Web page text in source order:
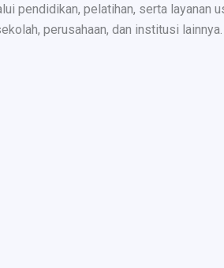
pendidikan, pelatihan, serta layanan
perusahaan, dan institusi lainnya.